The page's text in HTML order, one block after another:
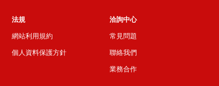
法規
網站利用規約
個人資料保護方針
洽詢中心
常見問題
聯絡我們
業務合作